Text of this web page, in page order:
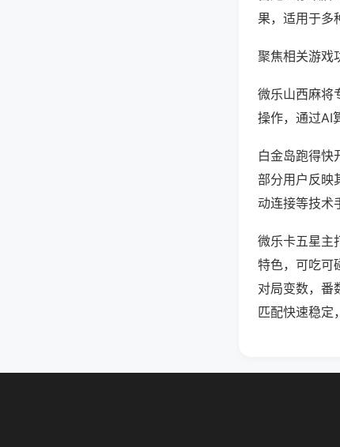
果，适用于多
聚焦相关游戏
微乐山西麻将
操作，通过AI
白金岛跑得快
部分用户反映
动连接等技术
微乐卡五星主
特色，可吃可
对局变数，番
匹配快速稳定